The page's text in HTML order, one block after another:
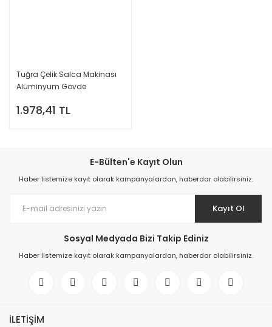
Tuğra Çelik Salca Makinası
Alüminyum Gövde
1.978,41 TL
E-Bülten'e Kayıt Olun
Haber listemize kayıt olarak kampanyalardan, haberdar olabilirsiniz.
Kayıt Ol
Sosyal Medyada Bizi Takip Ediniz
Haber listemize kayıt olarak kampanyalardan, haberdar olabilirsiniz.
İLETİŞİM